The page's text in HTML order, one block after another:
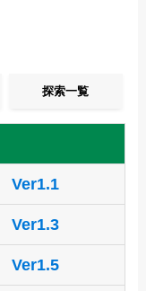
探索一覧
Ver1.1
Ver1.3
Ver1.5